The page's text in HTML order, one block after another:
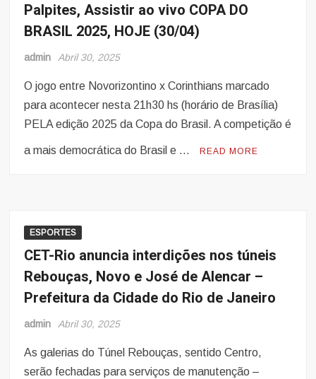
Palpites, Assistir ao vivo COPA DO
BRASIL 2025, HOJE (30/04)
admin Abril 30, 2025
O jogo entre Novorizontino x Corinthians marcado
para acontecer nesta 21h30 hs (horário de Brasília)
PELA edição 2025 da Copa do Brasil. A competição é
a mais democrática do Brasil e … READ MORE
ESPORTES
CET-Rio anuncia interdições nos túneis
Rebouças, Novo e José de Alencar –
Prefeitura da Cidade do Rio de Janeiro
admin Abril 30, 2025
As galerias do Túnel Rebouças, sentido Centro,
serão fechadas para serviços de manutenção –